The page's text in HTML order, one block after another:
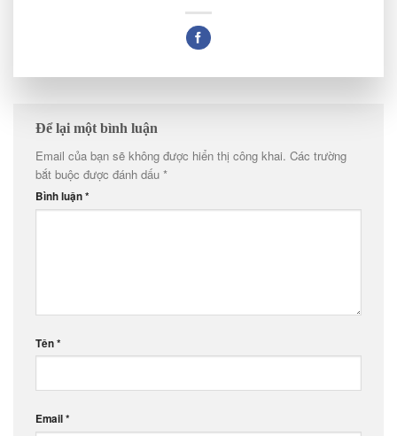
Để lại một bình luận
Email của bạn sẽ không được hiển thị công khai. Các trường
bắt buộc được đánh dấu *
Bình luận*
Tên*
Email*